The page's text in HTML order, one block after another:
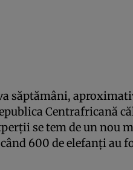
săptămâni,
Centrafricană
se tem de un nou
600 de elefanţi